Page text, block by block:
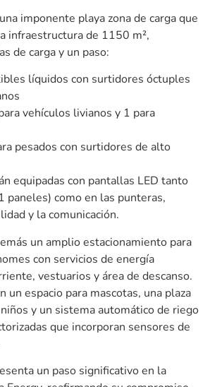
imponente playa zona de carga que
infraestructura de 1150 m²,
de carga y un paso:
líquidos con surtidores óctuples
vehículos livianos y 1 para
pesados con surtidores de alto
equipadas con pantallas LED tanto
paneles) como en las punteras,
y la comunicación.
un amplio estacionamiento para
con servicios de energía
vestuarios y área de descanso.
un espacio para mascotas, una plaza
y un sistema automático de riego
que incorporan sensores de
un paso significativo en la